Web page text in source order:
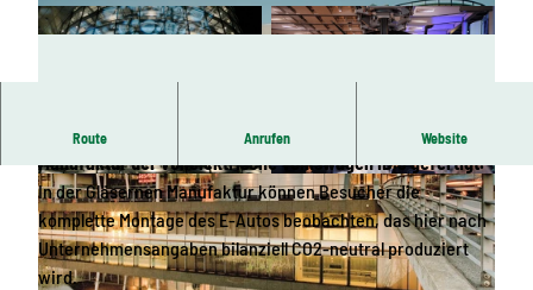
© Frank Exß © DIE GLÄSERNE MANUFAKTUR
Route Anrufen Website
Mitten im Herzen von Dresden wird in der Gläsernen
Manufaktur der vollelektrische Volkswagen ID.3 gefertigt.
In der Gläsernen Manufaktur können Besucher die
komplette Montage des E-Autos beobachten, das hier nach
Unternehmensangaben bilanziell CO2-neutral produziert
wird.